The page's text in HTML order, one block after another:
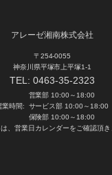
アレーゼ湘南株式会社
〒254-0055
神奈川県平塚市上平塚1-1
TEL:0463-35-2323
業時間:
営業部 10:00～18:00
サービス部 10:00～18:00
保険部 10:00～18:00
、営業日カレンダーをご確認頂